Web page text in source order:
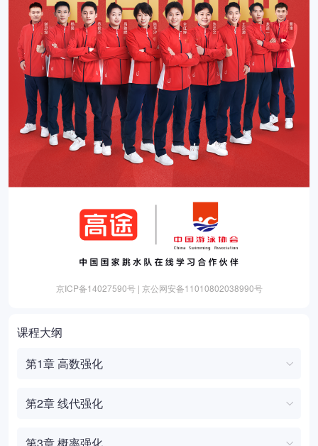
京ICP备14027590号 | 京公网安备11010802038990号
课程大纲
第1章 高数强化
第2章 线代强化